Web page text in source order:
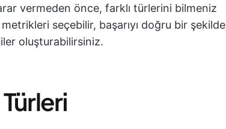
vermeden önce, farklı türlerini bilmeniz
seçebilir, başarıyı doğru bir şekilde
oluşturabilirsiniz.